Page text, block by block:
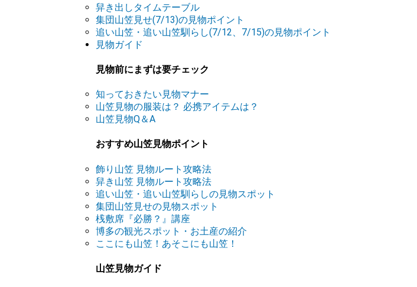
舁き出しタイムテーブル
集団山笠見せ(7/13)の見物ポイント
追い山笠・追い山笠馴らし(7/12、7/15)の見物ポイント
見物ガイド
見物前にまずは要チェック
知っておきたい見物マナー
山笠見物の服装は？ 必携アイテムは？
山笠見物Q＆A
おすすめ山笠見物ポイント
飾り山笠 見物ルート攻略法
舁き山笠 見物ルート攻略法
追い山笠・追い山笠馴らしの見物スポット
集団山笠見せの見物スポット
桟敷席『必勝？』講座
博多の観光スポット・お土産の紹介
ここにも山笠！あそこにも山笠！
山笠見物ガイド